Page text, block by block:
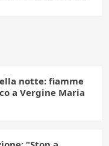
notte: fiamme
a Vergine Maria